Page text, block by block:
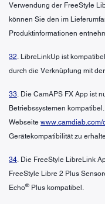
Verwendung der FreeStyle
können Sie den im
Produktinformationen
32. LibreLinkUp ist
durch die Verknüpfung mit
33. Die CamAPS FX App ist
Betriebssystemen
Webseite www.camdiab.com/
Gerätekompatibilität zu
34. Die FreeStyle LibreLink
FreeStyle Libre 2 Plus
Echo® Plus kompatibel.